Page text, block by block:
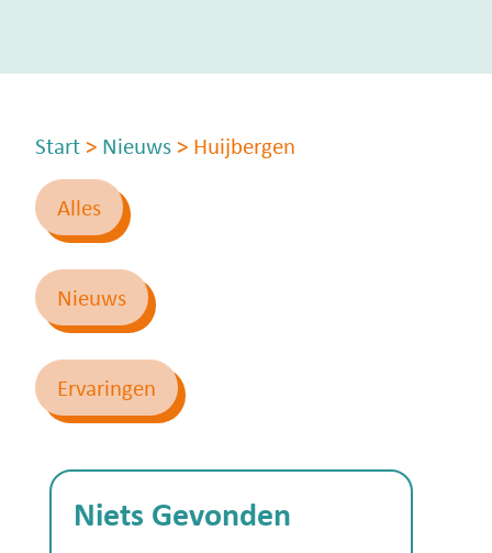
Start > Nieuws > Huijbergen
Alles
Nieuws
Ervaringen
Niets Gevonden